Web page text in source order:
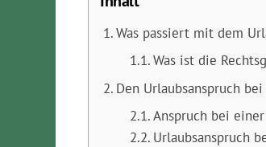
Was passiert mit dem
Was ist die
Den Urlaubsanspruch
Anspruch bei
Urlaubsanspruch